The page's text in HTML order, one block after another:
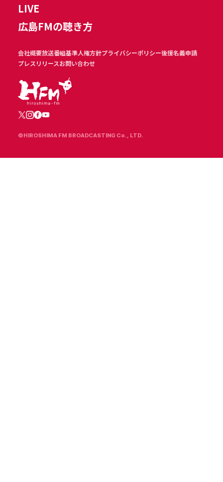
LIVE
広島FMの聴き方
会社概要放送番組基準人権方針プライバシーポリシー後援名義申請
プレスリリースお問い合わせ
©HIROSHIMA FM BROADCASTING Co., LTD.